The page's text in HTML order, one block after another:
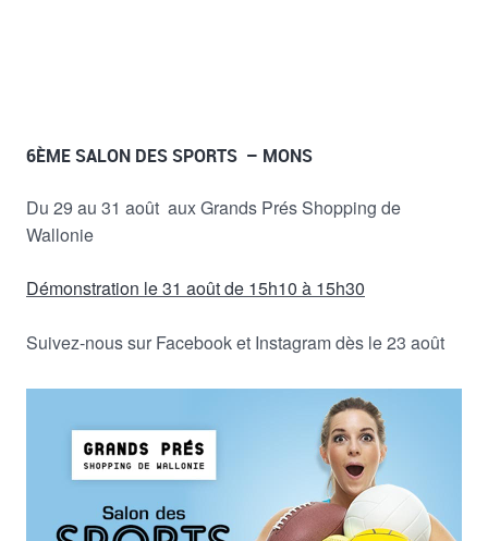
6ÈME SALON DES SPORTS – MONS
Du 29 au 31 août aux Grands Prés Shopping de
Wallonie
Démonstration le 31 août de 15h10 à 15h30
Suivez-nous sur Facebook et Instagram dès le 23 août